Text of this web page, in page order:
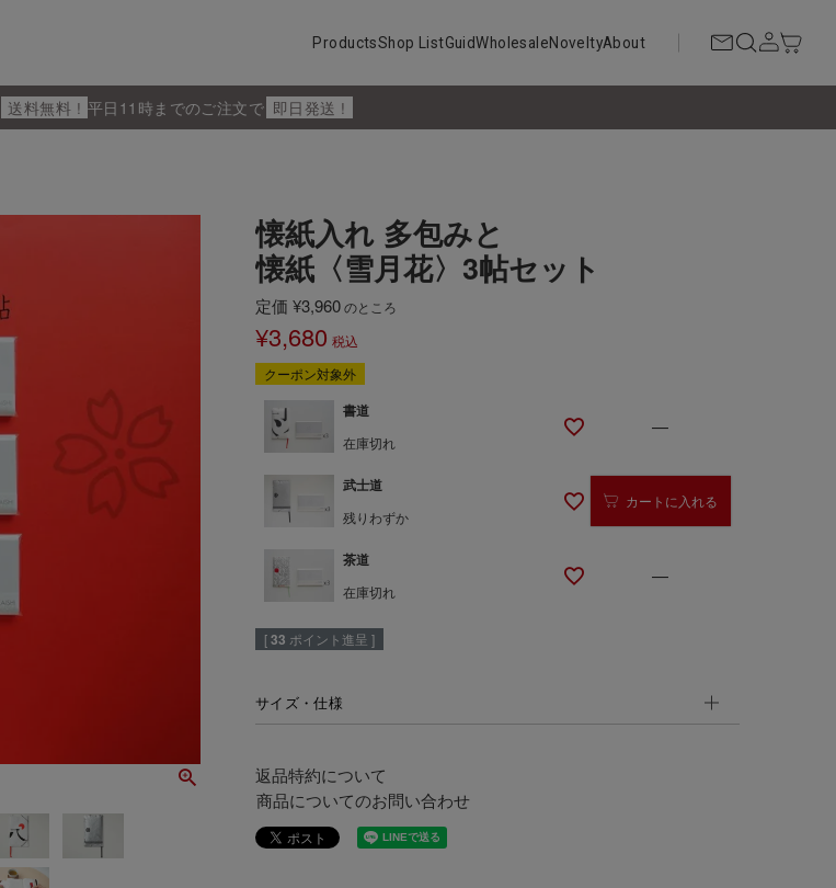
ProductsShop ListGuidWholesaleNoveltyAbout
送料無料 ! 平日11時までのご注文で 即日発送 !
懐紙入れ 多包みと
懐紙〈雪月花〉3帖セット
定価 ¥3,960のところ
¥3,680 税込
クーポン対象外
書道
在庫切れ
—
武士道
残りわずか
カートに入れる
茶道
在庫切れ
—
[33 ポイント進呈 ]
サイズ・仕様
返品特約について
商品についてのお問い合わせ